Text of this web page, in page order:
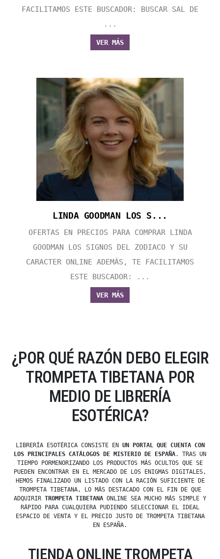
FACILITAMOS ESTE BUSCADOR: BUSCAR SAL DE
...
VER MÁS
LINDA GOODMAN LOS S...
OFERTAS EN PRECIOS PARA COMPRAR LINDA
GOODMAN LOS SIGNOS DEL ZODIACO Y SU
CARACTER ONLINE ADEMÁS, TE FACILITAMOS
ESTE BUSCADOR: ...
VER MÁS
¿POR QUÉ RAZÓN DEBO ELEGIR
TROMPETA TIBETANA POR
MEDIO DE LIBRERÍA
ESOTÉRICA?
LIBRERÍA ESOTÉRICA CONSISTE EN UN PORTAL QUE CUENTA CON
LOS PRINCIPALES CATÁLOGOS DE MISTERIO DE ESPAÑA. TRAS UN
TIEMPO PORMENORIZANDO LOS PRODUCTOS MÁS OCULTOS QUE SE
PUEDEN ENCONTRAR EN EL MERCADO DE LOS ENIGMAS DIGITALES,
HEMOS FINALIZADO UN LISTADO CON LA RACIÓN SUFICIENTE DE
TROMPETA TIBETANA, LO MÁS DESTACADO CON EL FIN DE QUE
ADQUIRIR TROMPETA TIBETANA ONLINE SEA MUCHO MÁS SIMPLE Y
RÁPIDO PARA CUALQUIERA PUDIENDO SELECCIONAR EL IDEAL
ESPACIO DE VENTA Y EL PRECIO JUSTO DE TROMPETA TIBETANA
EN ESPAÑA.
TIENDA ONLINE TROMPETA